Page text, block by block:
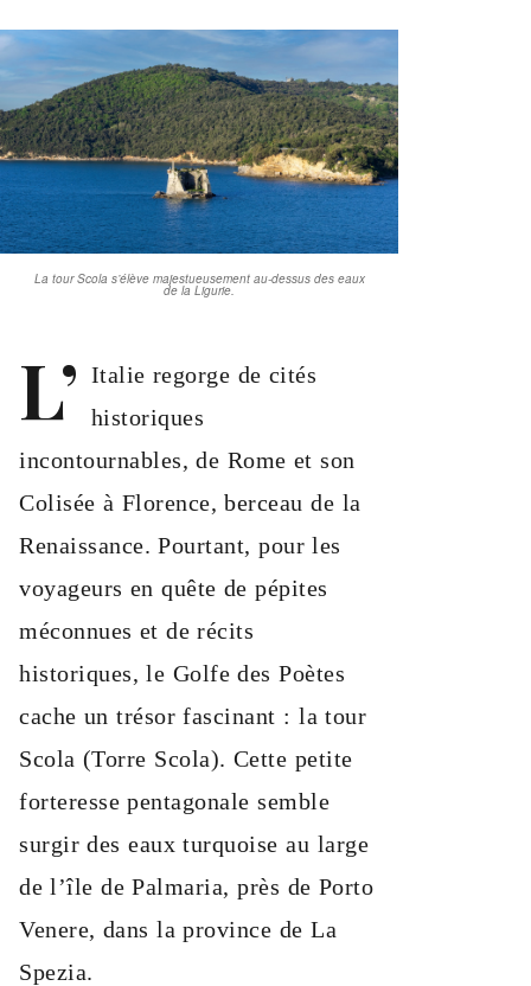
La tour Scola s’élève majestueusement au-dessus des eaux
de la Ligurie.
L’ Italie regorge de cités
historiques
incontournables, de Rome et son
Colisée à Florence, berceau de la
Renaissance. Pourtant, pour les
voyageurs en quête de pépites
méconnues et de récits
historiques, le Golfe des Poètes
cache un trésor fascinant : la tour
Scola (Torre Scola). Cette petite
forteresse pentagonale semble
surgir des eaux turquoise au large
de l’île de Palmaria, près de Porto
Venere, dans la province de La
Spezia.